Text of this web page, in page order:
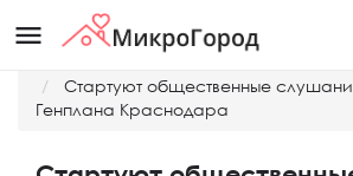
menu
Стартуют общественные
Генплана Краснодара